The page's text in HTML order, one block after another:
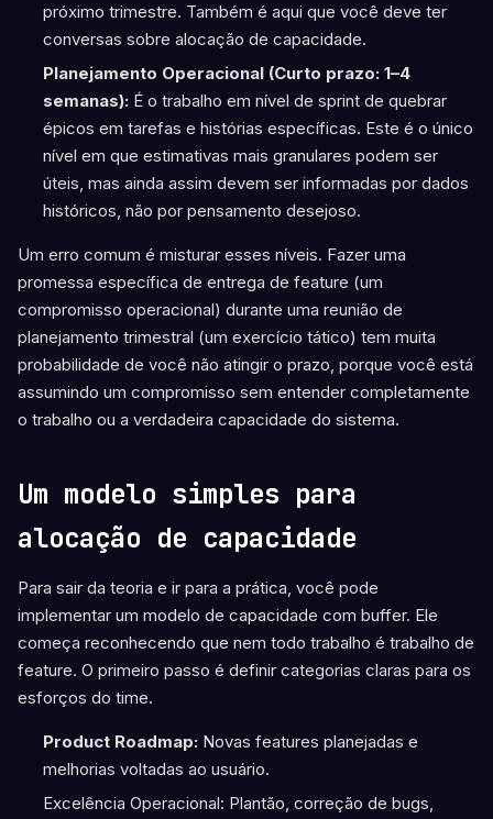
próximo trimestre. Também é aqui que você deve ter
conversas sobre alocação de capacidade.
Planejamento Operacional (Curto prazo: 1–4
semanas):É o trabalho em nível de sprint de quebrar
épicos em tarefas e histórias específicas. Este é o único
nível em que estimativas mais granulares podem ser
úteis, mas ainda assim devem ser informadas por dados
históricos, não por pensamento desejoso.
Um erro comum é misturar esses níveis. Fazer uma
promessa específica de entrega de feature (um
compromisso operacional) durante uma reunião de
planejamento trimestral (um exercício tático) tem muita
probabilidade de você não atingir o prazo, porque você está
assumindo um compromisso sem entender completamente
o trabalho ou a verdadeira capacidade do sistema.
Um modelo simples para
alocação de capacidade
Para sair da teoria e ir para a prática, você pode
implementar um modelo de capacidade com buffer. Ele
começa reconhecendo que nem todo trabalho é trabalho de
feature. O primeiro passo é definir categorias claras para os
esforços do time.
Product Roadmap:Novas features planejadas e
melhorias voltadas ao usuário.
Excelência Operacional: Plantão, correção de bugs,